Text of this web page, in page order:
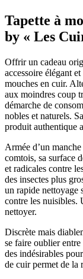
Tapette à
by « Les
Offrir un cadeau
accessoire élégant
mouches en cuir.
aux moindres coup
démarche de
nobles et naturels.
produit authentique
Armée d’un
comtois, sa surface
et radicales contre
des insectes plus
un rapide nettoyage
contre les nuisibles.
nettoyer.
Discrète mais
se faire oublier
des indésirables
de cuir permet de la